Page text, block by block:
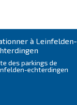
à Leinfelden-
des parkings de
echterdingen